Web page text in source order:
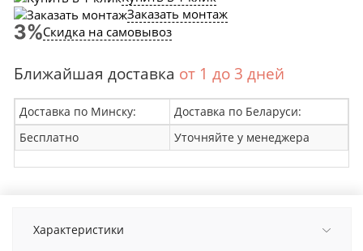
Заказать монтаж
Скидка на самовывоз
Ближайшая доставка от 1 до 3 дней
Доставка по Минску:
Доставка по Беларуси:
Бесплатно
Уточняйте у менеджера
Характеристики